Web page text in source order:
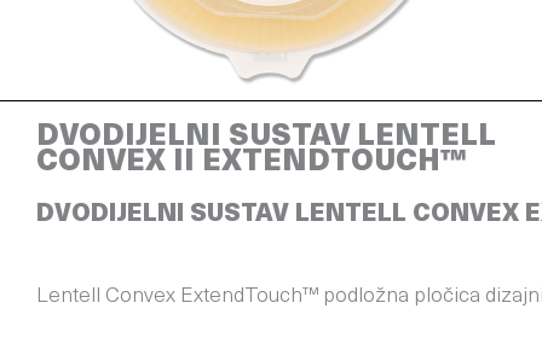
DVODIJELNI SUSTAV LENTELL
CONVEX II EXTENDTOUCH™
DVODIJELNI SUSTAV LENTELL CONVEX
Lentell Convex ExtendTouch™ podložna pločica